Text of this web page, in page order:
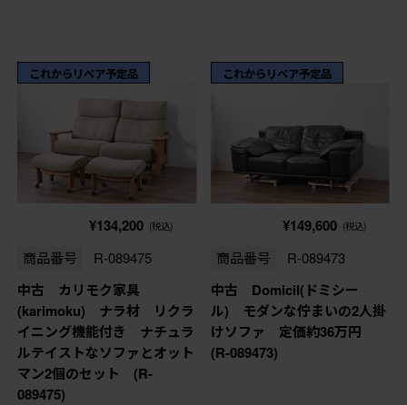
これからリペア予定品
¥134,200 (税込)
商品番号 R-089475
中古 カリモク家具
(karimoku) ナラ材 リクラ
イニング機能付き ナチュラ
ルテイストなソファとオット
マン2個のセット (R-
089475)
これからリペア予定品
¥149,600 (税込)
商品番号 R-089473
中古 Domicil(ドミシー
ル) モダンな佇まいの2人掛
けソファ 定価約36万円
(R-089473)